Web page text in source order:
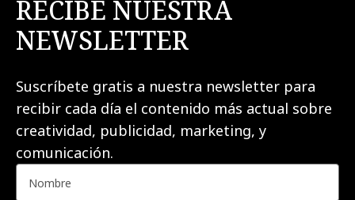
RECIBE NUESTRA
NEWSLETTER
Suscríbete gratis a nuestra newsletter para
recibir cada día el contenido más actual sobre
creatividad, publicidad, marketing, y
comunicación.